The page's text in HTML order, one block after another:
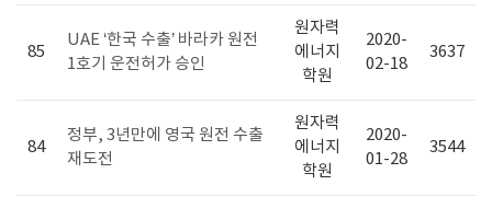
85
UAE ‘한국 수출’ 바라카 원전
1호기 운전허가 승인
원자력
에너지
학원
2020-
02-18
3637
84
정부, 3년만에 영국 원전 수출
재도전
원자력
에너지
학원
2020-
01-28
3544